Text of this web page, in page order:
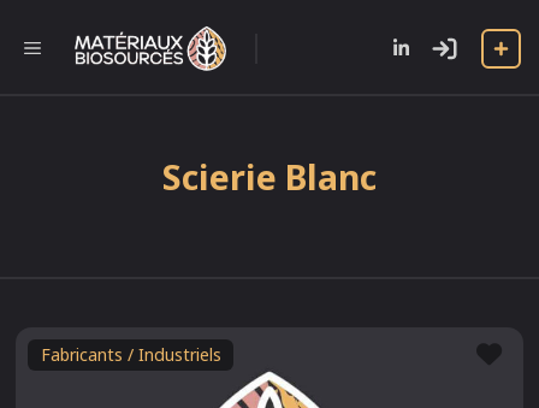
contenu
MENU
Scierie Blanc
Fabricants / Industriels